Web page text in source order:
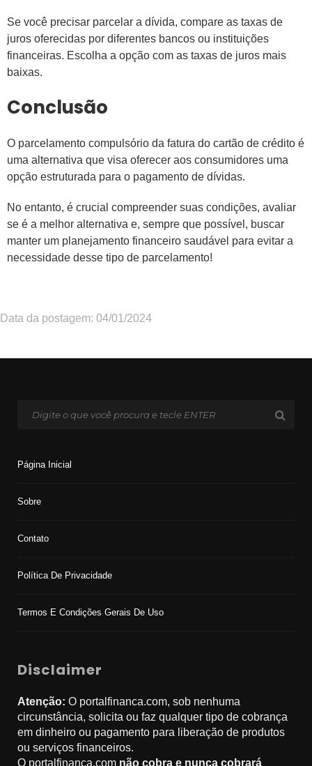
Se você precisar parcelar a dívida, compare as taxas de
juros oferecidas por diferentes bancos ou instituições
financeiras. Escolha a opção com as taxas de juros mais
baixas.
Conclusão
O parcelamento compulsório da fatura do cartão de crédito é
uma alternativa que visa oferecer aos consumidores uma
opção estruturada para o pagamento de dívidas.
No entanto, é crucial compreender suas condições, avaliar
se é a melhor alternativa e, sempre que possível, buscar
manter um planejamento financeiro saudável para evitar a
necessidade desse tipo de parcelamento!
Data da postagem: 04/01/2024
Página Inicial
Sobre
Contato
Política De Privacidade
Termos E Condições Gerais De Uso
Disclaimer
Atenção: O portalfinanca.com, sob nenhuma
circunstância, solicita ou faz qualquer tipo de cobrança
em dinheiro ou pagamento para liberação de produtos
ou serviços financeiros.
O portalfinanca.com não cobra e nunca cobrará